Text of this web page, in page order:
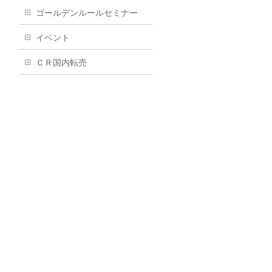
ゴールデンルールセミナー
イベント
ＣＲ国内転売